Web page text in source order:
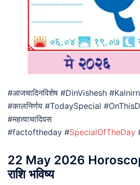
#आजचादिनविशेष #DinVishesh
#कालनिर्णय #TodaySpecial
#महत्वाचादिवस
#factoftheday #SpecialOfTheDay
22 May 2026
राशि भविष्य